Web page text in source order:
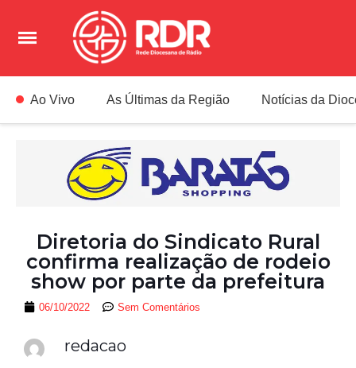
Ao Vivo As Últimas da Região Notícias da
Diretoria do Sindicato Rural
confirma realização de rodeio
show por parte da prefeitura
06/10/2022 Sem Comentários
redacao